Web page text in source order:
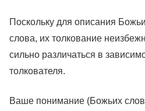
Поскольку для описания
слова, их толкование
сильно различаться в
толкователя.
Ваше понимание (Божьих